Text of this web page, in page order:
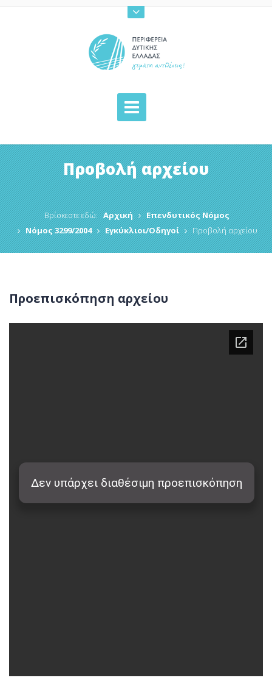
Προβολή αρχείου
Βρίσκεστε εδώ: Αρχική
Επενδυτικός Νόμος
Νόμος 3299/2004
Εγκύκλιοι/Οδηγοί Προβολή αρχείου
Προεπισκόπηση αρχείου